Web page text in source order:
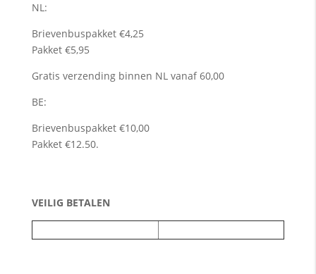
NL:
Brievenbuspakket €4,25
Pakket €5,95
Gratis verzending binnen NL vanaf 60,00
BE:
Brievenbuspakket €10,00
Pakket €12.50.
VEILIG BETALEN